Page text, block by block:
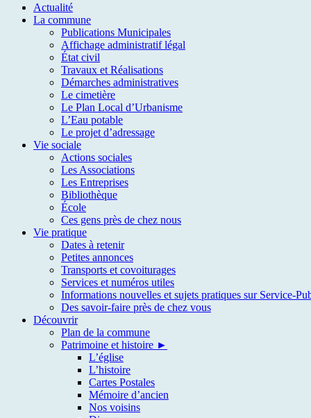
Actualité
La commune
Publications Municipales
Affichage administratif légal
État civil
Travaux et Réalisations
Démarches administratives
Le cimetière
Le Plan Local d’Urbanisme
L’Eau potable
Le projet d’adressage
Vie sociale
Actions sociales
Les Associations
Les Entreprises
Bibliothèque
École
Ces gens près de chez nous
Vie pratique
Dates à retenir
Petites annonces
Transports et covoiturages
Services et numéros utiles
Informations nouvelles et sujets pratiques sur Service-
Des savoir-faire près de chez vous
Découvrir
Plan de la commune
Patrimoine et histoire ►
L’église
L’histoire
Cartes Postales
Mémoire d’ancien
Nos voisins